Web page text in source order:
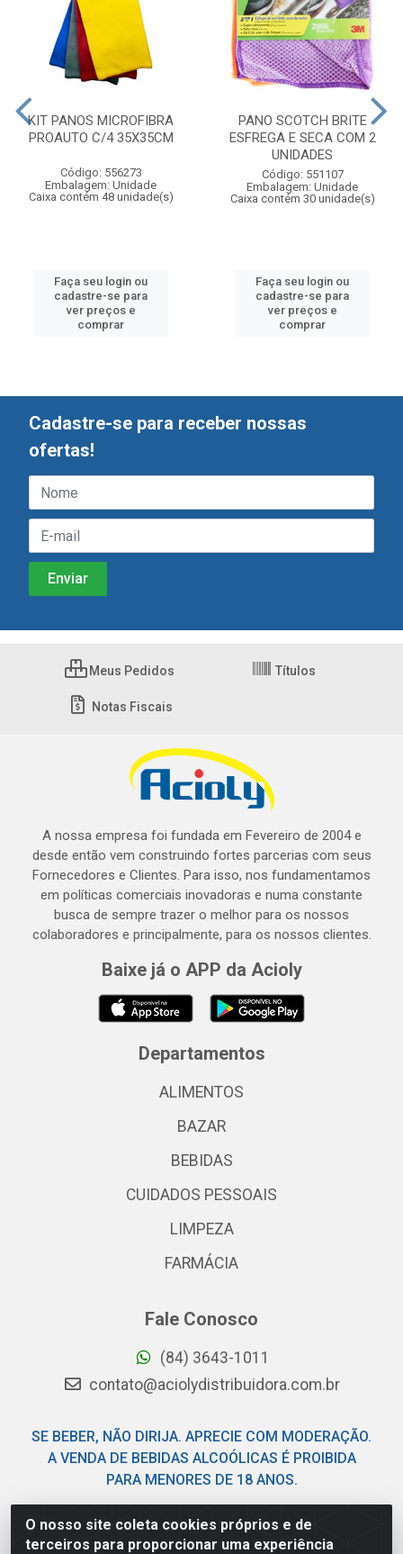
KIT PANOS MICROFIBRA
PROAUTO C/4 35X35CM
Código: 556273
Embalagem: Unidade
Caixa contém 48 unidade(s)
Faça seu login ou
cadastre-se para
ver preços e
comprar
PANO SCOTCH BRITE
ESFREGA E SECA COM 2
UNIDADES
Código: 551107
Embalagem: Unidade
Caixa contém 30 unidade(s)
Faça seu login ou
cadastre-se para
ver preços e
comprar
O nosso site coleta cookies próprios e de
terceiros para proporcionar uma experiência
Cadastre-se para receber nossas
ofertas!
Meus Pedidos Títulos
Notas Fiscais
A nossa empresa foi fundada em Fevereiro de 2004 e
desde então vem construindo fortes parcerias com seus
Fornecedores e Clientes. Para isso, nos fundamentamos
em políticas comerciais inovadoras e numa constante
busca de sempre trazer o melhor para os nossos
colaboradores e principalmente, para os nossos clientes.
Baixe já o APP da Acioly
Departamentos
ALIMENTOS
BAZAR
BEBIDAS
CUIDADOS PESSOAIS
LIMPEZA
FARMÁCIA
Fale Conosco
(84) 3643-1011
contato@aciolydistribuidora.com.br
SE BEBER, NÃO DIRIJA. APRECIE COM MODERAÇÃO.
A VENDA DE BEBIDAS ALCOÓLICAS É PROIBIDA
PARA MENORES DE 18 ANOS.
Acioly Distribuidora - Av Piloto Pereira Tim - Parque de